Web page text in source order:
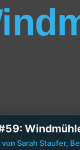
von Sarah Staufer,